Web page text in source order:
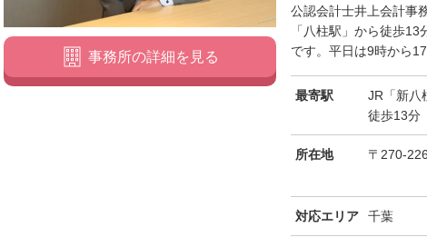
公認会計士井上会計事
「八柱駅」から徒歩
です。平日は9時から
最寄駅
JR「新八
徒歩13分
所在地 〒270-
対応エリア 千葉
事務所の詳細を見る